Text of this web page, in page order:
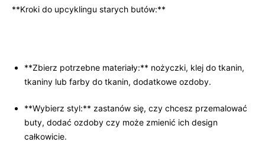
**Kroki do upcyklingu starych ‌butów:**
**Zbierz potrzebne materiały:** nożyczki,⁣ klej‍ do tkanin,
tkaniny‍ lub farby ​do ‌tkanin, dodatkowe⁢ ozdoby.
**Wybierz styl:**⁤ zastanów się, czy chcesz przemalować‍
buty, ‍dodać ozdoby czy może zmienić ich design
‌całkowicie.